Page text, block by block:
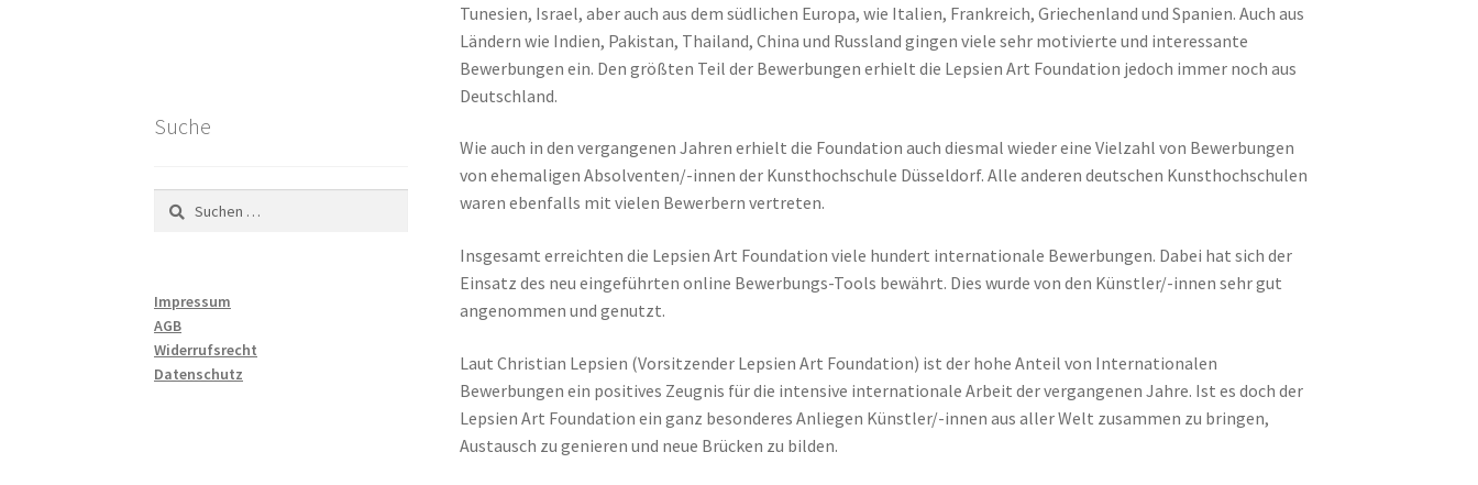
Tunesien, Israel, aber auch aus dem südlichen Europa, wie Italien, Frankreich, Griechenland und Spanien. Auch aus
Ländern wie Indien, Pakistan, Thailand, China und Russland gingen viele sehr motivierte und interessante
Bewerbungen ein. Den größten Teil der Bewerbungen erhielt die Lepsien Art Foundation jedoch immer noch aus
Deutschland.
Wie auch in den vergangenen Jahren erhielt die Foundation auch diesmal wieder eine Vielzahl von Bewerbungen
von ehemaligen Absolventen/-innen der Kunsthochschule Düsseldorf. Alle anderen deutschen Kunsthochschulen
waren ebenfalls mit vielen Bewerbern vertreten.
Insgesamt erreichten die Lepsien Art Foundation viele hundert internationale Bewerbungen. Dabei hat sich der
Einsatz des neu eingeführten online Bewerbungs-Tools bewährt. Dies wurde von den Künstler/-innen sehr gut
angenommen und genutzt.
Laut Christian Lepsien (Vorsitzender Lepsien Art Foundation) ist der hohe Anteil von Internationalen
Bewerbungen ein positives Zeugnis für die intensive internationale Arbeit der vergangenen Jahre. Ist es doch der
Lepsien Art Foundation ein ganz besonderes Anliegen Künstler/-innen aus aller Welt zusammen zu bringen,
Austausch zu genieren und neue Brücken zu bilden.
Suche
Suchen
nach:
Impressum
AGB
Widerrufsrecht
Datenschutz